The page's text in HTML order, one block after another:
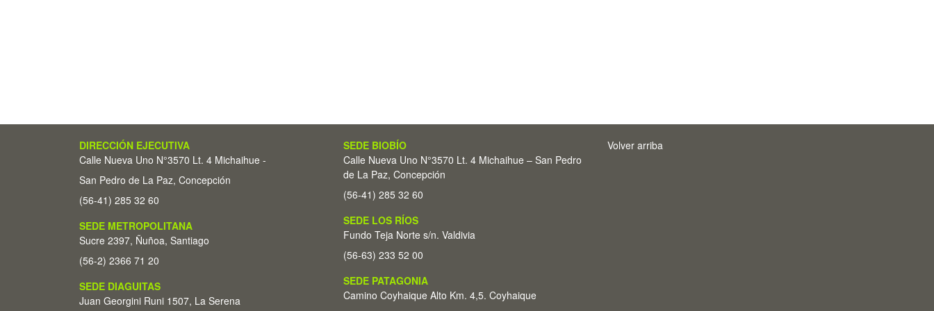
DIRECCIÓN EJECUTIVA
Calle Nueva Uno N°3570 Lt. 4 Michaihue -
San Pedro de La Paz, Concepción
(56-41) 285 32 60
SEDE METROPOLITANA
Sucre 2397, Ñuñoa, Santiago
(56-2) 2366 71 20
SEDE DIAGUITAS
Juan Georgini Runi 1507, La Serena
SEDE BIOBÍO
Calle Nueva Uno N°3570 Lt. 4 Michaihue – San Pedro
de La Paz, Concepción
(56-41) 285 32 60
SEDE LOS RÍOS
Fundo Teja Norte s/n. Valdivia
(56-63) 233 52 00
SEDE PATAGONIA
Camino Coyhaique Alto Km. 4,5. Coyhaique
Volver arriba